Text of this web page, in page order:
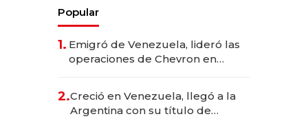
Popular
1. Emigró de Venezuela, lideró las
operaciones de Chevron en
2.Creció en Venezuela, llegó a la
Argentina con su título de